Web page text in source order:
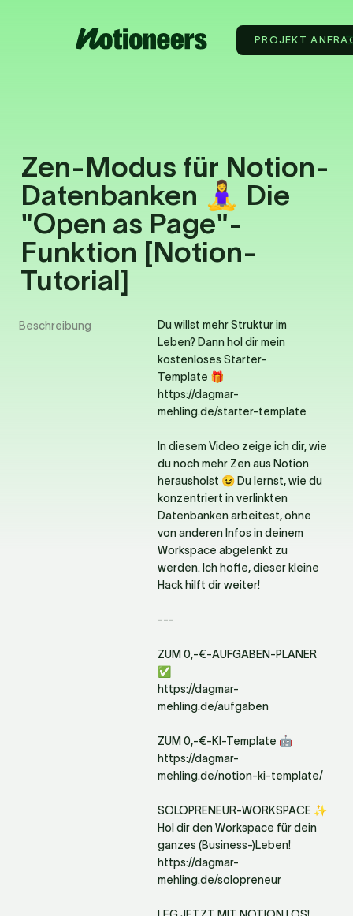
PROJEKT
Zen-Modus für Notion-
Datenbanken 🧘‍♀️ Die
"Open as Page"-
Funktion [Notion-
Tutorial]
Beschreibung
Du willst mehr Struktur im
Leben? Dann hol dir mein
kostenloses Starter-
Template 🎁
https://dagmar-
mehling.de/starter-template
In diesem Video zeige ich dir, wie
du noch mehr Zen aus Notion
herausholst 😉 Du lernst, wie du
konzentriert in verlinkten
Datenbanken arbeitest, ohne
von anderen Infos in deinem
Workspace abgelenkt zu
werden. Ich hoffe, dieser kleine
Hack hilft dir weiter!
---
ZUM 0,-€-AUFGABEN-PLANER
✅
https://dagmar-
mehling.de/aufgaben
ZUM 0,-€-KI-Template 🤖
https://dagmar-
mehling.de/notion-ki-template/
SOLOPRENEUR-WORKSPACE ✨
Hol dir den Workspace für dein
ganzes (Business-)Leben!
https://dagmar-
mehling.de/solopreneur